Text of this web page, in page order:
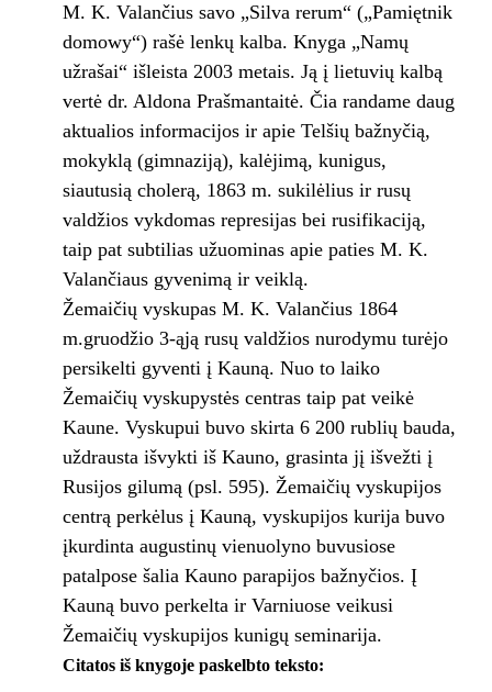
M. K. Valančius savo „Silva rerum“ („Pamiętnik
domowy“) rašė lenkų kalba. Knyga „Namų
užrašai“ išleista 2003 metais. Ją į lietuvių kalbą
vertė dr. Aldona Prašmantaitė. Čia randame daug
aktualios informacijos ir apie Telšių bažnyčią,
mokyklą (gimnaziją), kalėjimą, kunigus,
siautusią cholerą, 1863 m. sukilėlius ir rusų
valdžios vykdomas represijas bei rusifikaciją,
taip pat subtilias užuominas apie paties M. K.
Valančiaus gyvenimą ir veiklą.
Žemaičių vyskupas M. K. Valančius 1864
m.gruodžio 3-ąją rusų valdžios nurodymu turėjo
persikelti gyventi į Kauną. Nuo to laiko
Žemaičių vyskupystės centras taip pat veikė
Kaune. Vyskupui buvo skirta 6 200 rublių bauda,
uždrausta išvykti iš Kauno, grasinta jį išvežti į
Rusijos gilumą (psl. 595). Žemaičių vyskupijos
centrą perkėlus į Kauną, vyskupijos kurija buvo
įkurdinta augustinų vienuolyno buvusiose
patalpose šalia Kauno parapijos bažnyčios. Į
Kauną buvo perkelta ir Varniuose veikusi
Žemaičių vyskupijos kunigų seminarija.
Citatos iš knygoje paskelbto teksto: